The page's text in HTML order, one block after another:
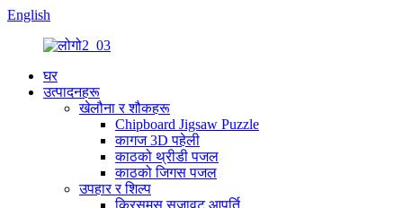
English
घर
उत्पादनहरू
खेलौना र शौकहरू
Chipboard Jigsaw Puzzle
कागज 3D पहेली
काठको थ्रीडी पजल
काठको जिगस पजल
उपहार र शिल्प
क्रिसमस सजावट आपूर्ति